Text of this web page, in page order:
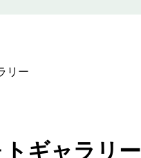
リー
ギャラリー